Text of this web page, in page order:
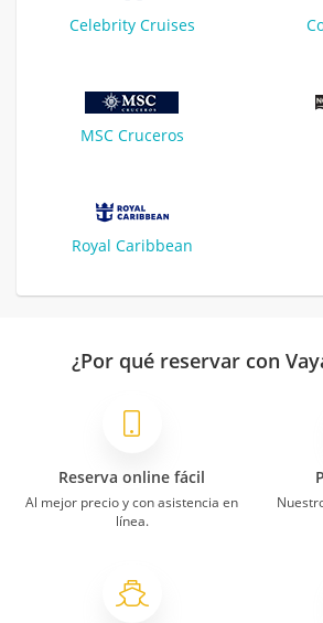
Celebrity Cruises
MSC Cruceros
Royal Caribbean
¿Por qué reservar con
Reserva online fácil
Al mejor precio y con asistencia en
línea.